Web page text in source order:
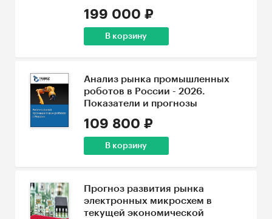
199 000 ₽
В корзину
Анализ рынка промышленных
роботов в России - 2026.
Показатели и прогнозы
109 800 ₽
В корзину
Прогноз развития рынка
электронных микросхем в
текущей экономической